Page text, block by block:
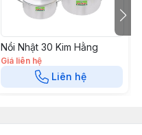
Nồi Nhật 30 Kim Hằng
Giá liên hệ
Liên hệ